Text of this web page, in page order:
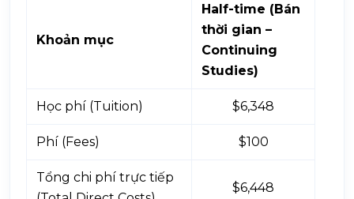
Khoản mục
Half-time (Bán
thời gian –
Continuing
Studies)
Học phí (Tuition) $6,348
Phí (Fees) $100
Tổng chi phí trực tiếp
$6,448